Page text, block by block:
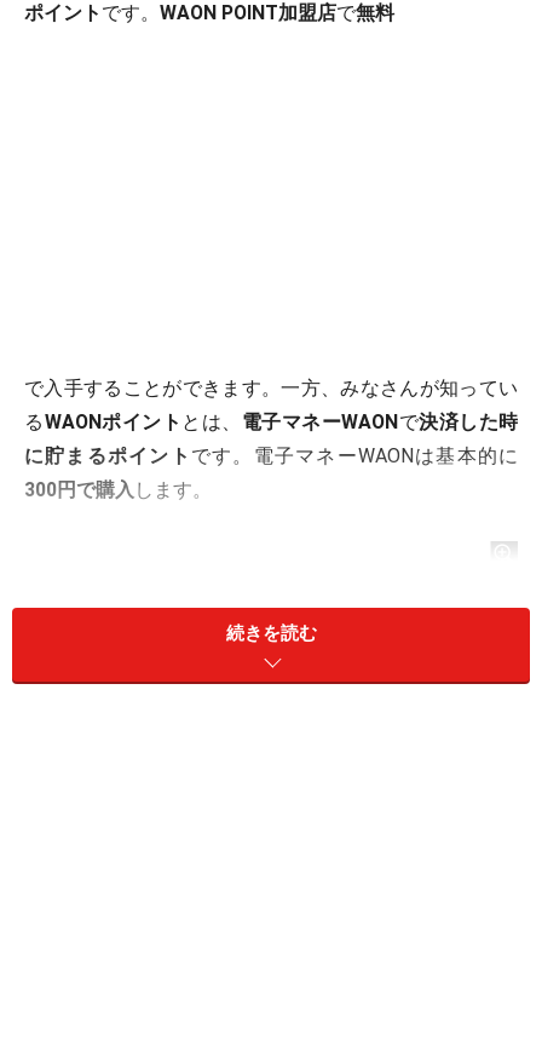
ポイント です。 WAON POINT加盟店で無料
で入手することができます。一方、みなさんが知ってい
るWAONポイント とは、 電子マネーWAONで決済した時
に貯まるポイント です。電子マネーWAONは基本的に
300円で購入 します。
続きを読む